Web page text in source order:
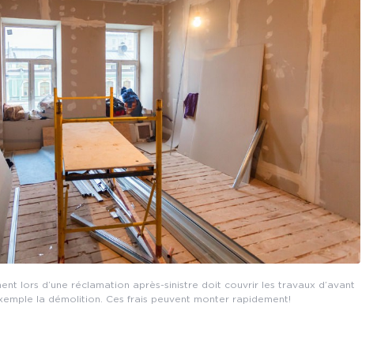
lors d’une réclamation après-sinistre doit couvrir les travaux d’avant
la démolition. Ces frais peuvent monter rapidement!